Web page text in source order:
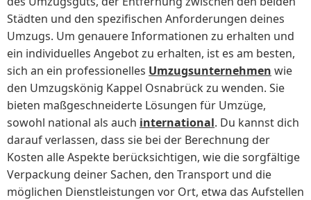
Städten und den spezifischen Anforderungen deines
Umzugs. Um genauere Informationen zu erhalten und
ein individuelles Angebot zu erhalten, ist es am besten,
sich an ein professionelles Umzugsunternehmen wie
den Umzugskönig Kappel Osnabrück zu wenden. Sie
bieten maßgeschneiderte Lösungen für Umzüge,
sowohl national als auch international. Du kannst dich
darauf verlassen, dass sie bei der Berechnung der
Kosten alle Aspekte berücksichtigen, wie die sorgfältige
Verpackung deiner Sachen, den Transport und die
möglichen Dienstleistungen vor Ort, etwa das Aufstellen